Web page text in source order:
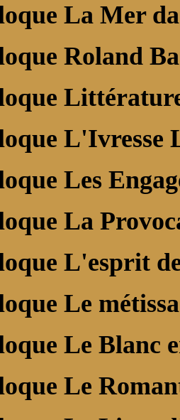
La Mer
Roland
L'Ivresse
Les
La
L'esprit
Le
Le Blanc
Le